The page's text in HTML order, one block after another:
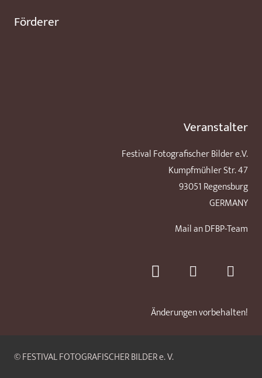
Förderer
Veranstalter
Festival Fotografischer Bilder e.V.
Kumpfmühler Str. 47
93051 Regensburg
GERMANY
Mail an DFBP-Team
Änderungen vorbehalten!
© FESTIVAL FOTOGRAFISCHER BILDER e. V.